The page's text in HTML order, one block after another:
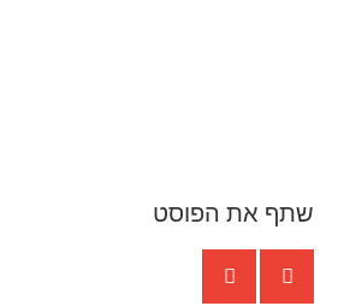
שתף את הפוסט